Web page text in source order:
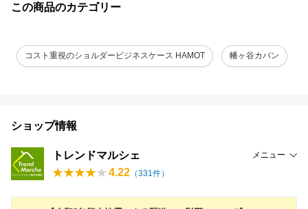
この商品のカテゴリー
コスト重視のショルダービジネスケース HAMOT 幡ヶ谷カバン
ショップ情報
トレンドマルシェ メニュー
4.22 （331 件）